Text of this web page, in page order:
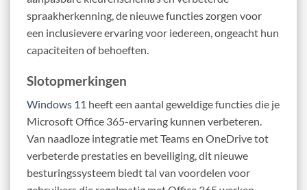
spraakherkenning, de nieuwe functies zorgen voor
een inclusievere ervaring voor iedereen, ongeacht hun
capaciteiten of behoeften.
Slotopmerkingen
Windows 11 heeft een aantal geweldige functies die je
Microsoft Office 365-ervaring kunnen verbeteren.
Van naadloze integratie met Teams en OneDrive tot
verbeterde prestaties en beveiliging, dit nieuwe
besturingssysteem biedt tal van voordelen voor